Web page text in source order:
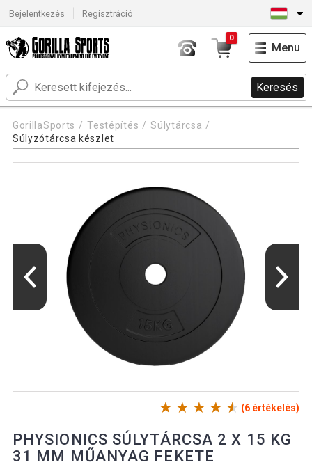
Bejelentkezés Regisztráció
Keresés
0
Menu
GorillaSports Testépítés
Súlytárcsa
Súlyzótárcsa készlet
(6 értékelés)
PHYSIONICS SÚLYTÁRCSA 2 X 15 KG
31 MM MŰANYAG FEKETE